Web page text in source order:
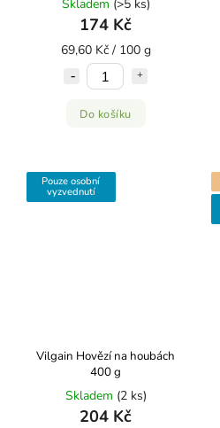
Skladem (>5 ks)
174 Kč
69,60 Kč / 100 g
Do košíku
Pouze osobní
vyzvednutí
Vilgain Hovězí na houbách
400 g
Skladem (2 ks)
204 Kč